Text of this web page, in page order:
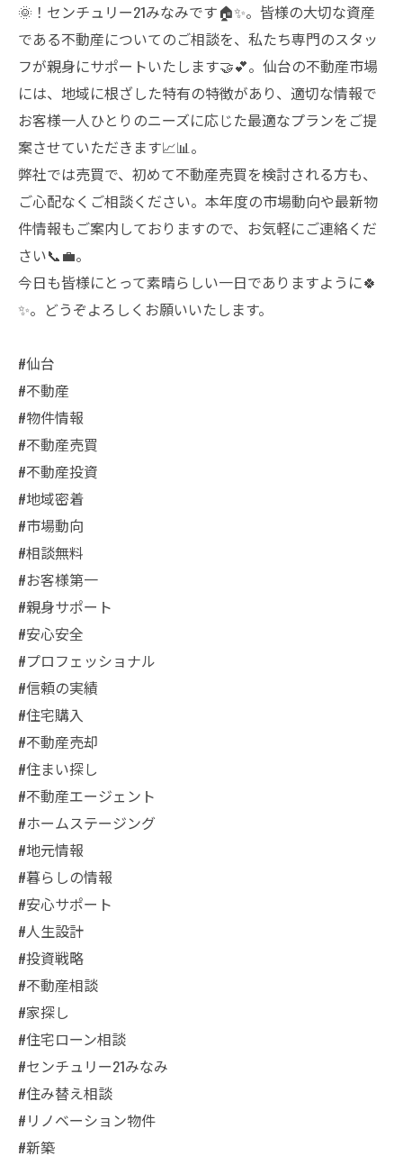
🌞！センチュリー21みなみです🏠✨。皆様の大切な資産
である不動産についてのご相談を、私たち専門のスタッ
フが親身にサポートいたします🤝💕。仙台の不動産市場
には、地域に根ざした特有の特徴があり、適切な情報で
お客様一人ひとりのニーズに応じた最適なプランをご提
案させていただきます📈📊。
弊社では売買で、初めて不動産売買を検討される方も、
ご心配なくご相談ください。本年度の市場動向や最新物
件情報もご案内しておりますので、お気軽にご連絡くだ
さい📞💼。
今日も皆様にとって素晴らしい一日でありますように🍀
✨。どうぞよろしくお願いいたします。
#仙台
#不動産
#物件情報
#不動産売買
#不動産投資
#地域密着
#市場動向
#相談無料
#お客様第一
#親身サポート
#安心安全
#プロフェッショナル
#信頼の実績
#住宅購入
#不動産売却
#住まい探し
#不動産エージェント
#ホームステージング
#地元情報
#暮らしの情報
#安心サポート
#人生設計
#投資戦略
#不動産相談
#家探し
#住宅ローン相談
#センチュリー21みなみ
#住み替え相談
#リノベーション物件
#新築